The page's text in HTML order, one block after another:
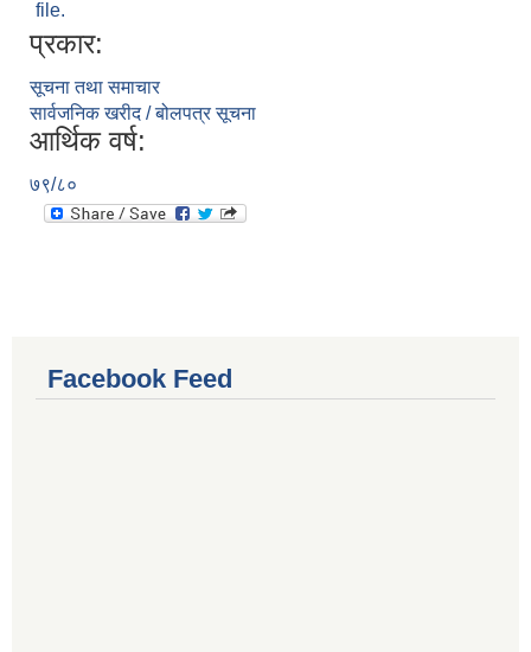
file.
प्रकार:
सूचना तथा समाचार
सार्वजनिक खरीद / बोलपत्र सूचना
आर्थिक वर्ष:
७९/८०
Facebook Feed